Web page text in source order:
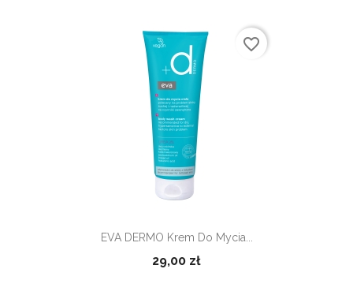
EVA DERMO Krem Do Mycia...
29,00 zł
favorite_border